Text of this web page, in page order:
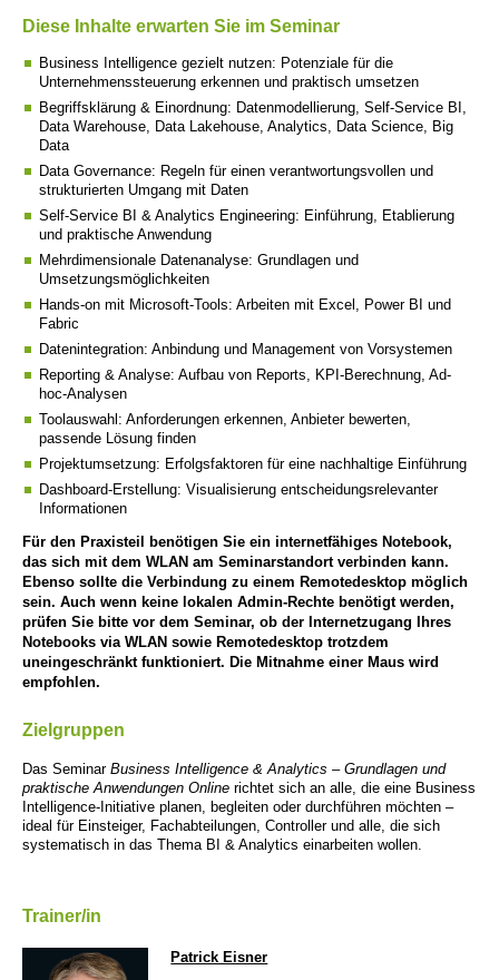
Diese Inhalte erwarten Sie im Seminar
Business Intelligence gezielt nutzen: Potenziale für die
Unternehmenssteuerung erkennen und praktisch umsetzen
Begriffsklärung & Einordnung: Datenmodellierung, Self-Service BI,
Data Warehouse, Data Lakehouse, Analytics, Data Science, Big
Data
Data Governance: Regeln für einen verantwortungsvollen und
strukturierten Umgang mit Daten
Self-Service BI & Analytics Engineering: Einführung, Etablierung
und praktische Anwendung
Mehrdimensionale Datenanalyse: Grundlagen und
Umsetzungsmöglichkeiten
Hands-on mit Microsoft-Tools: Arbeiten mit Excel, Power BI und
Fabric
Datenintegration: Anbindung und Management von Vorsystemen
Reporting & Analyse: Aufbau von Reports, KPI-Berechnung, Ad-
hoc-Analysen
Toolauswahl: Anforderungen erkennen, Anbieter bewerten,
passende Lösung finden
Projektumsetzung: Erfolgsfaktoren für eine nachhaltige Einführung
Dashboard-Erstellung: Visualisierung entscheidungsrelevanter
Informationen
Für den Praxisteil benötigen Sie ein internetfähiges Notebook,
das sich mit dem WLAN am Seminarstandort verbinden kann.
Ebenso sollte die Verbindung zu einem Remotedesktop möglich
sein. Auch wenn keine lokalen Admin-Rechte benötigt werden,
prüfen Sie bitte vor dem Seminar, ob der Internetzugang Ihres
Notebooks via WLAN sowie Remotedesktop trotzdem
uneingeschränkt funktioniert. Die Mitnahme einer Maus wird
empfohlen.
Zielgruppen
Das Seminar Business Intelligence & Analytics – Grundlagen und
praktische Anwendungen Online richtet sich an alle, die eine Business
Intelligence-Initiative planen, begleiten oder durchführen möchten –
ideal für Einsteiger, Fachabteilungen, Controller und alle, die sich
systematisch in das Thema BI & Analytics einarbeiten wollen.
Trainer/in
Patrick Eisner